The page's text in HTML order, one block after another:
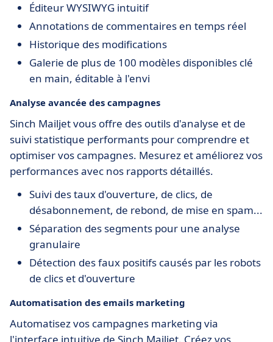
Éditeur WYSIWYG intuitif
Annotations de commentaires en temps réel
Historique des modifications
Galerie de plus de 100 modèles disponibles clé
en main, éditable à l'envi
Analyse avancée des campagnes
Sinch Mailjet vous offre des outils d'analyse et de
suivi statistique performants pour comprendre et
optimiser vos campagnes. Mesurez et améliorez vos
performances avec nos rapports détaillés.
Suivi des taux d'ouverture, de clics, de
désabonnement, de rebond, de mise en spam...
Séparation des segments pour une analyse
granulaire
Détection des faux positifs causés par les robots
de clics et d'ouverture
Automatisation des emails marketing
Automatisez vos campagnes marketing via